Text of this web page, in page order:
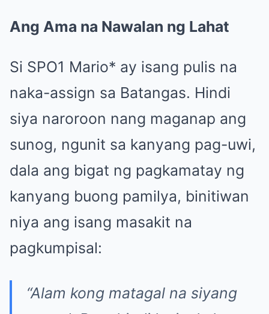
Ang Ama na Nawalan ng Lahat
Si SPO1 Mario* ay isang pulis na
naka-assign sa Batangas. Hindi
siya naroroon nang maganap ang
sunog, ngunit sa kanyang pag-uwi,
dala ang bigat ng pagkamatay ng
kanyang buong pamilya, binitiwan
niya ang isang masakit na
pagkumpisal:
“Alam kong matagal na siyang